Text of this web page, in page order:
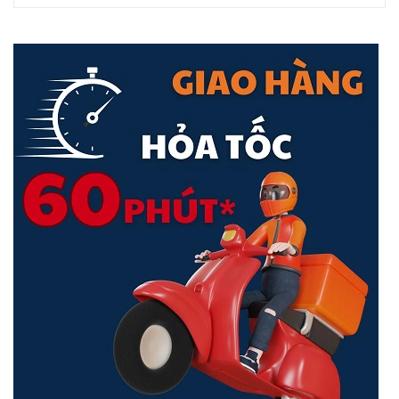
Là sản phẩm 10G hàng đầu, switch để bàn 8 cổng với cổng 8 × 10-
Gigabit mang lại hiệu suất cao nhất của băng thông Multi-Gig và
thiết bị của bạn, đồng thời cung cấp dung lượng chuyển mạch cực
kì lớn. Tự động đàm phán kết nối đa tốc độ
(100Mb/1G/2.5G/5G/10G) cảm nhận tốc độ liên kết và điều chỉnh
thông minh để tương thích và hiệu suất tối ưu cho tất cả các thiết bị
của bạn, bao gồm 2.5G NAS, bộ chuyển đổi PCIe 2.5G, máy chơi
game console, chơi game VR, AP WiFi 6 2.5G, video 4K, máy tính để
bàn, v.v..